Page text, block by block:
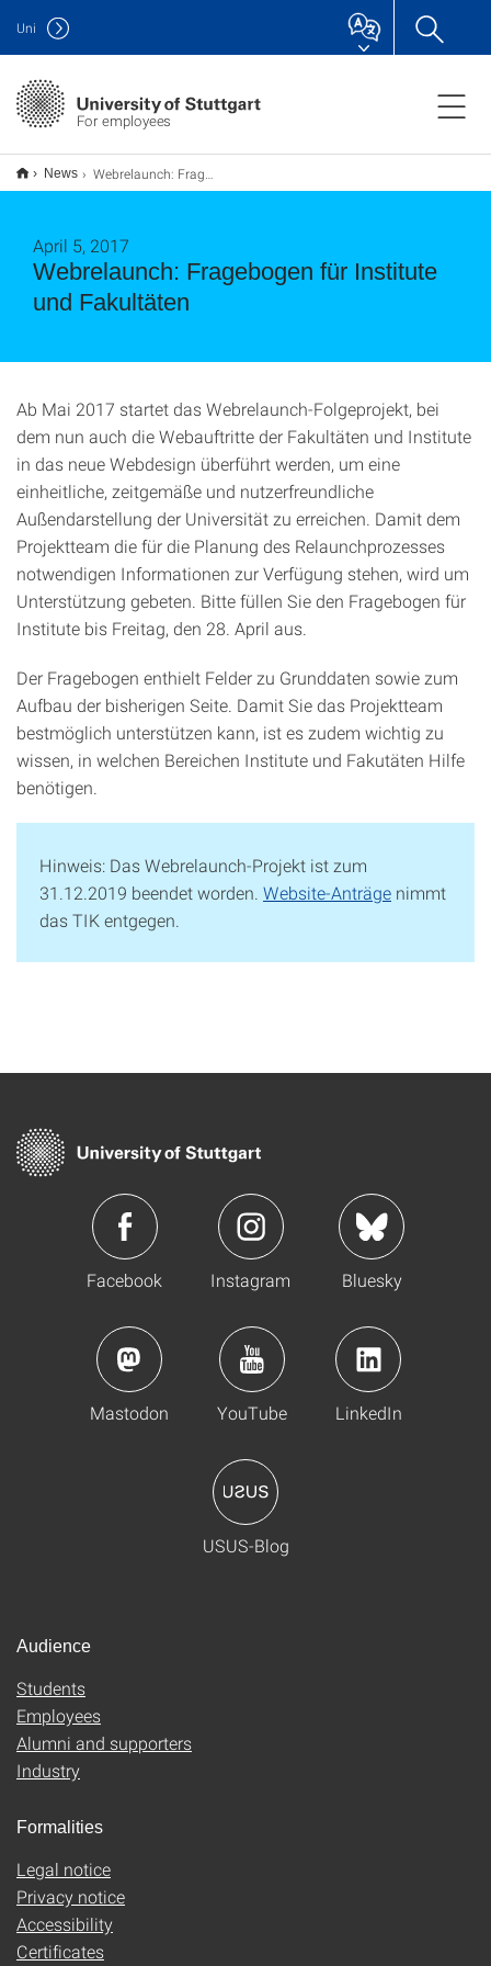
For employees
Uni
News Webrelaunch: Fragebogen für Institute und Fakultäten
Webrelaunch: Fragebogen für Institute
und Fakultäten
April 5, 2017
Ab Mai 2017 startet das Webrelaunch-Folgeprojekt, bei
dem nun auch die Webauftritte der Fakultäten und Institute
in das neue Webdesign überführt werden, um eine
einheitliche, zeitgemäße und nutzerfreundliche
Außendarstellung der Universität zu erreichen. Damit dem
Projektteam die für die Planung des Relaunchprozesses
notwendigen Informationen zur Verfügung stehen, wird um
Unterstützung gebeten. Bitte füllen Sie den Fragebogen für
Institute bis Freitag, den 28. April aus.
Der Fragebogen enthielt Felder zu Grunddaten sowie zum
Aufbau der bisherigen Seite. Damit Sie das Projektteam
bestmöglich unterstützen kann, ist es zudem wichtig zu
wissen, in welchen Bereichen Institute und Fakutäten Hilfe
benötigen.
Hinweis: Das Webrelaunch-Projekt ist zum
31.12.2019 beendet worden. Website-Anträge nimmt
das TIK entgegen.
Facebook Instagram Bluesky
Mastodon YouTube LinkedIn
USUS-Blog
Audience
Students
Employees
Alumni and supporters
Industry
Formalities
Legal notice
Privacy notice
Accessibility
Certificates